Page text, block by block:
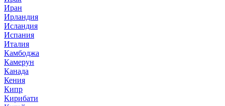
Иран
Ирландия
Исландия
Испания
Италия
Камбоджа
Камерун
Канада
Кения
Кипр
Кирибати